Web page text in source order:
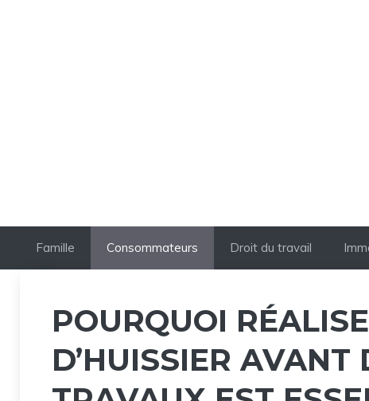
Famille Consommateurs Droit du travail
POURQUOI
D’HUISSIER AVANT